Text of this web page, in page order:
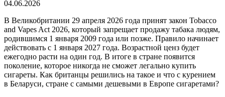
04.06.2026
В Великобритании 29 апреля 2026 года принят закон Tobacco
and Vapes Act 2026, который запрещает продажу табака людям,
родившимся 1 января 2009 года или позже. Правило начинает
действовать с 1 января 2027 года. Возрастной ценз будет
ежегодно расти на один год. В итоге в стране появится
поколение, которое никогда не сможет легально купить
сигареты. Как британцы решились на такое и что с курением
в Беларуси, стране с самыми дешевыми в Европе сигаретами?